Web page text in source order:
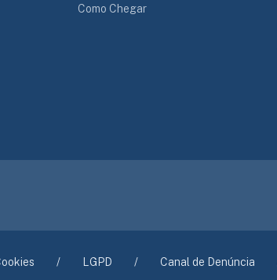
Como Chegar
LGPD Canal de Denúncia